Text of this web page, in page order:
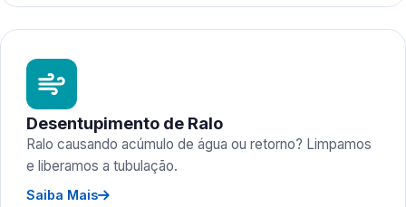
Desentupimento de Ralo
Ralo causando acúmulo de água ou retorno? Limpamos
e liberamos a tubulação.
Saiba Mais